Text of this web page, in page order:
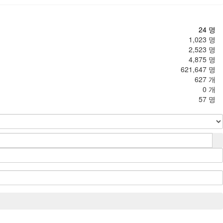
24 명
1,023 명
2,523 명
4,875 명
621,647 명
627 개
0 개
57 명